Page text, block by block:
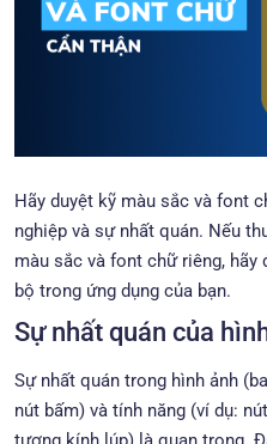
Hãy duyệt kỹ màu sắc và font
nghiệp và sự nhất quán. Nếu
màu sắc và font chữ riêng,
bộ trong ứng dụng của bạn.
Sự nhất quán của
Sự nhất quán trong hình ảnh
nút bấm) và tính năng (ví dụ: